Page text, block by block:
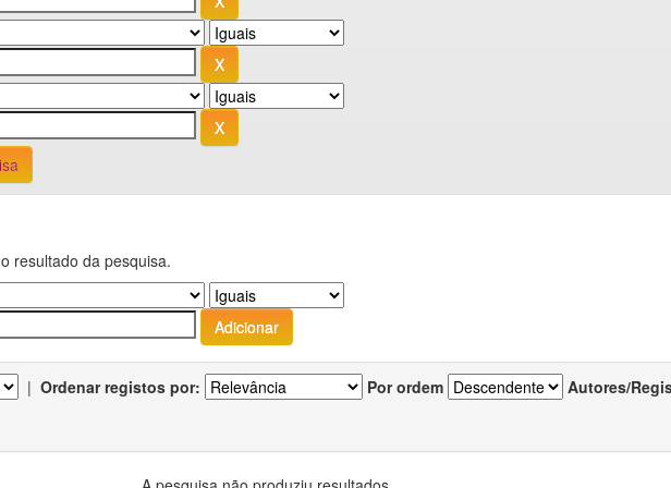
resultado da pesquisa.
| Ordenar registos por: Por ordem Autores/